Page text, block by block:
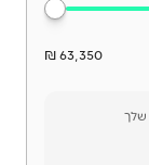
63,350 ₪